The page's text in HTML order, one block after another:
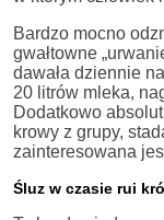
Bardzo mocno
gwałtowne
dawała dziennie
20 litrów mleka,
Dodatkowo
krowy z grupy,
zainteresowana
Śluz w czasie rui